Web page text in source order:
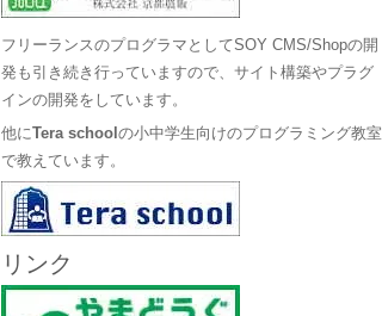
フリーランスのプログラマとしてSOY CMS/Shopの開
発も引き続き行っていますので、サイト構築やプラグ
インの開発をしています。
他にTera schoolの小中学生向けのプログラミング教室
で教えています。
リンク